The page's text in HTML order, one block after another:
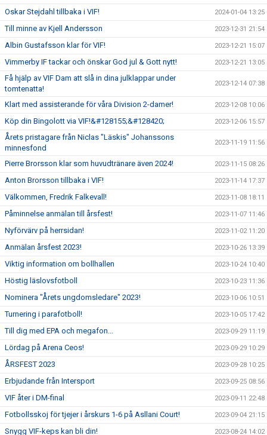
Oskar Stejdahl tillbaka i VIF! 2024-01-04 13:25
Till minne av Kjell Andersson 2023-12-31 21:54
Albin Gustafsson klar för VIF! 2023-12-21 15:07
Vimmerby IF tackar och önskar God jul & Gott nytt! 2023-12-21 13:05
Få hjälp av VIF Dam att slå in dina julklappar under
tomtenatta!
2023-12-14 07:38
Klart med assisterande för våra Division 2-damer! 2023-12-08 10:06
Köp din Bingolott via VIF!&#128155;&#128420; 2023-12-06 15:57
Årets pristagare från Niclas "Läskis" Johanssons
minnesfond
2023-11-19 11:56
Pierre Brorsson klar som huvudtränare även 2024! 2023-11-15 08:26
Anton Brorsson tillbaka i VIF! 2023-11-14 17:37
Välkommen, Fredrik Falkevall! 2023-11-08 18:11
Påminnelse anmälan till årsfest! 2023-11-07 11:46
Nyförvärv på herrsidan! 2023-11-02 11:20
Anmälan årsfest 2023! 2023-10-26 13:39
Viktig information om bollhallen 2023-10-24 10:40
Höstig läslovsfotboll 2023-10-23 11:36
Nominera "Årets ungdomsledare" 2023! 2023-10-06 10:51
Turnering i parafotboll! 2023-10-05 17:42
Till dig med EPA och megafon... 2023-09-29 11:19
Lördag på Arena Ceos! 2023-09-29 10:29
ÅRSFEST 2023 2023-09-28 10:25
Erbjudande från Intersport 2023-09-25 08:56
VIF åter i DM-final 2023-09-11 22:48
Fotbollsskoj för tjejer i årskurs 1-6 på Asllani Court! 2023-09-04 21:15
Snygg VIF-keps kan bli din! 2023-08-24 14:02